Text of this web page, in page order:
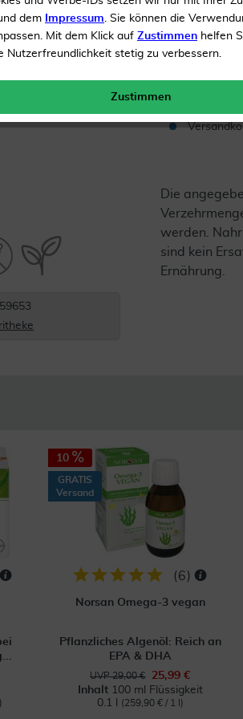
Ohne
Inhalt60
Die
werden.
sind kein
Ernährung.
10
GRATIS
Versand
(6)
Norsan Omega-3 vegan
Pflanzliches Algenöl: Reich an
EPA & DHA
UVP 29,00 €
25,99 €
Inhalt 100 ml Flüssigkeit
0.1 l
(259,90 € / 1 l)
dem Impressum. Sie können die
Mit dem Klick auf Zustimmen helfen
Nutzerfreundlichkeit stetig zu verbessern.
Zustimmen